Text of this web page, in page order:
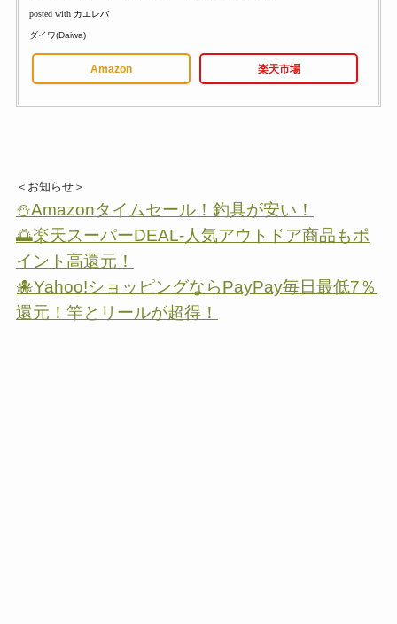
posted with カエレバ
ダイワ(Daiwa)
Amazon 楽天市場
＜お知らせ＞
⛄Amazonタイムセール！釣具が安い！
🌅楽天スーパーDEAL-人気アウトドア商品もポ
イント高還元！
🐙Yahoo!ショッピングならPayPay毎日最低7％
還元！竿とリールが超得！